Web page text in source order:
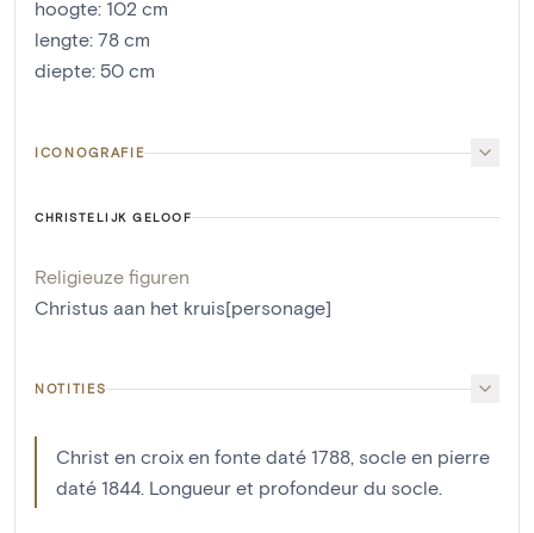
hoogte: 102 cm
lengte: 78 cm
diepte: 50 cm
ICONOGRAFIE
CHRISTELIJK GELOOF
Religieuze figuren
Christus aan het kruis[personage]
NOTITIES
Christ en croix en fonte daté 1788, socle en pierre
daté 1844. Longueur et profondeur du socle.